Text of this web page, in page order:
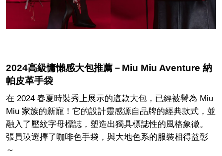
2024高級慵懶感大包推薦－Miu Miu Aventure 納
帕皮革手袋
在 2024 春夏時裝秀上展示的這款大包，已經被譽為 Miu
Miu 家族的新寵！它的設計靈感源自品牌的經典款式，並
融入了壓紋字母標誌，塑造出獨具標誌性的風格象徵。
張員瑛選擇了咖啡色手袋，與大地色系的服裝相得益彰
～